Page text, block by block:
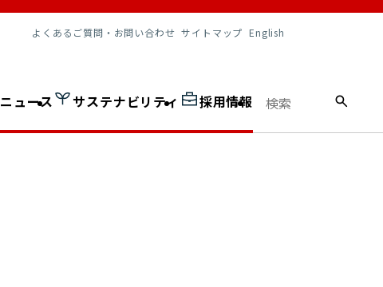
よくあるご質問・お問い合わせ サイトマップ English
ニュース サステナビリティ 採用情報